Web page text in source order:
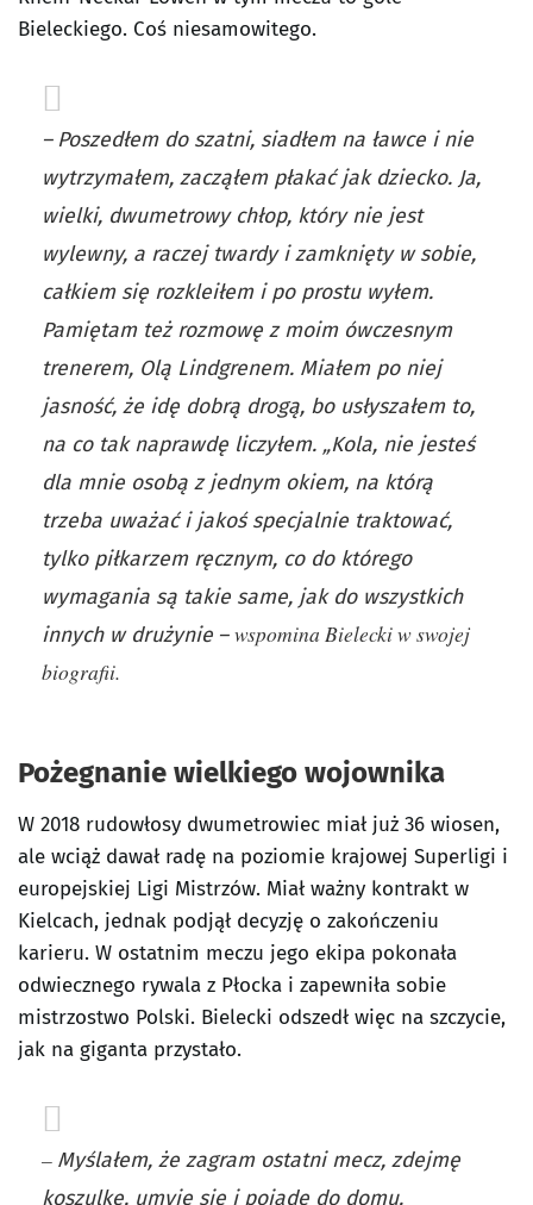
Bieleckiego. Coś niesamowitego.
– Poszedłem do szatni, siadłem na ławce i nie
wytrzymałem, zacząłem płakać jak dziecko. Ja,
wielki, dwumetrowy chłop, który nie jest
wylewny, a raczej twardy i zamknięty w sobie,
całkiem się rozkleiłem i po prostu wyłem.
Pamiętam też rozmowę z moim ówczesnym
trenerem, Olą Lindgrenem. Miałem po niej
jasność, że idę dobrą drogą, bo usłyszałem to,
na co tak naprawdę liczyłem. „Kola, nie jesteś
dla mnie osobą z jednym okiem, na którą
trzeba uważać i jakoś specjalnie traktować,
tylko piłkarzem ręcznym, co do którego
wymagania są takie same, jak do wszystkich
innych w drużynie –wspomina Bielecki w swojej
biografii.
Pożegnanie wielkiego wojownika
W 2018 rudowłosy dwumetrowiec miał już 36 wiosen,
ale wciąż dawał radę na poziomie krajowej Superligi i
europejskiej Ligi Mistrzów. Miał ważny kontrakt w
Kielcach, jednak podjął decyzję o zakończeniu
karieru. W ostatnim meczu jego ekipa pokonała
odwiecznego rywala z Płocka i zapewniła sobie
mistrzostwo Polski. Bielecki odszedł więc na szczycie,
jak na giganta przystało.
– Myślałem, że zagram ostatni mecz, zdejmę
koszulkę, umyję się i pojadę do domu.